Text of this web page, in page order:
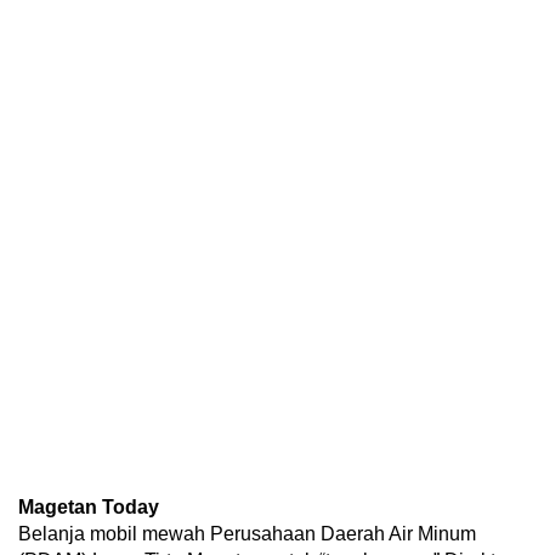
Magetan Today
Belanja mobil mewah Perusahaan Daerah Air Minum